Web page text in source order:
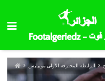
الرابطة المحترفة الأولى موبيليس